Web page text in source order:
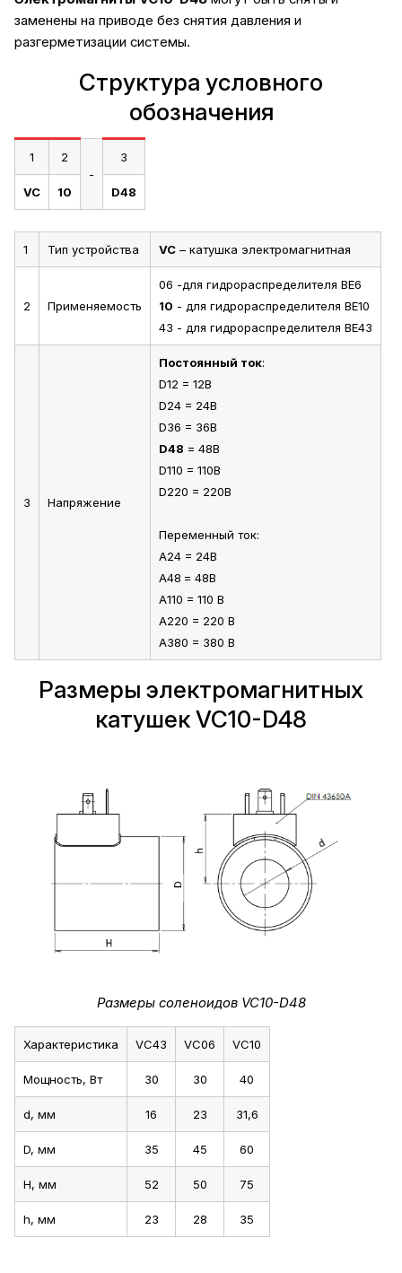
заменены на приводе без снятия давления и
разгерметизации системы.
Структура условного
обозначения
1
2
-
3
VC 10 D48
1 Тип устройства VC – катушка электромагнитная
2 Применяемость
06 -для гидрораспределителя ВЕ6
10 - для гидрораспределителя ВЕ10
43 - для гидрораспределителя ВЕ43
3 Напряжение
Постоянный ток:
D12 = 12В
D24 = 24В
D36 = 36В
D48 = 48В
D110 = 110В
D220 = 220В
Переменный ток:
A24 = 24В
A48 = 48В
A110 = 110 В
A220 = 220 В
A380 = 380 В
Размеры электромагнитных
катушек VC10-D48
Размеры соленоидов VC10-D48
Характеристика VC43 VC06 VC10
Мощность, Вт 30 30 40
d, мм 16 23 31,6
D, мм 35 45 60
H, мм 52 50 75
h, мм 23 28 35